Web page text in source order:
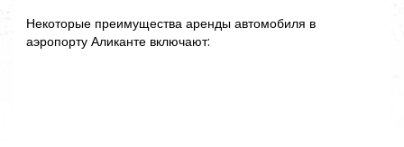
Некоторые преимущества аренды автомобиля в
аэропорту Аликанте включают: